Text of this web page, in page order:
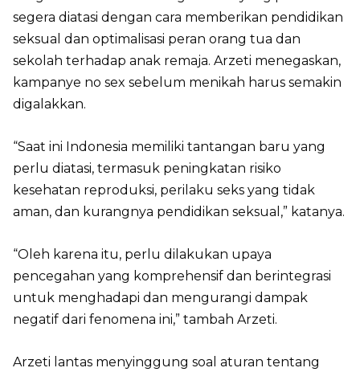
segera diatasi dengan cara memberikan pendidikan
seksual dan optimalisasi peran orang tua dan
sekolah terhadap anak remaja. Arzeti menegaskan,
kampanye no sex sebelum menikah harus semakin
digalakkan.
“Saat ini Indonesia memiliki tantangan baru yang
perlu diatasi, termasuk peningkatan risiko
kesehatan reproduksi, perilaku seks yang tidak
aman, dan kurangnya pendidikan seksual,” katanya.
“Oleh karena itu, perlu dilakukan upaya
pencegahan yang komprehensif dan berintegrasi
untuk menghadapi dan mengurangi dampak
negatif dari fenomena ini,” tambah Arzeti.
Arzeti lantas menyinggung soal aturan tentang